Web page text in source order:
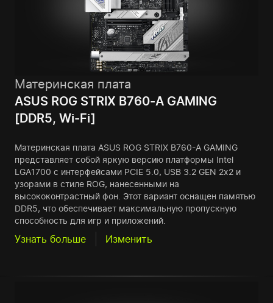
Материнская плата
ASUS ROG STRIX B760-A GAMING
[DDR5, Wi-Fi]
Материнская плата ASUS ROG STRIX B760-A GAMING
представляет собой яркую версию платформы Intel
LGA1700 с интерфейсами PCIE 5.0, USB 3.2 GEN 2x2 и
узорами в стиле ROG, нанесенными на
высококонтрастный фон. Этот вариант оснащен памятью
DDR5, что обеспечивает максимальную пропускную
способность для игр и приложений.
Узнать больше Изменить